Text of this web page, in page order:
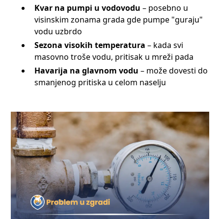
Kvar na pumpi u vodovodu – posebno u
visinskim zonama grada gde pumpe "guraju"
vodu uzbrdo
Sezona visokih temperatura – kada svi
masovno troše vodu, pritisak u mreži pada
Havarija na glavnom vodu – može dovesti do
smanjenog pritiska u celom naselju